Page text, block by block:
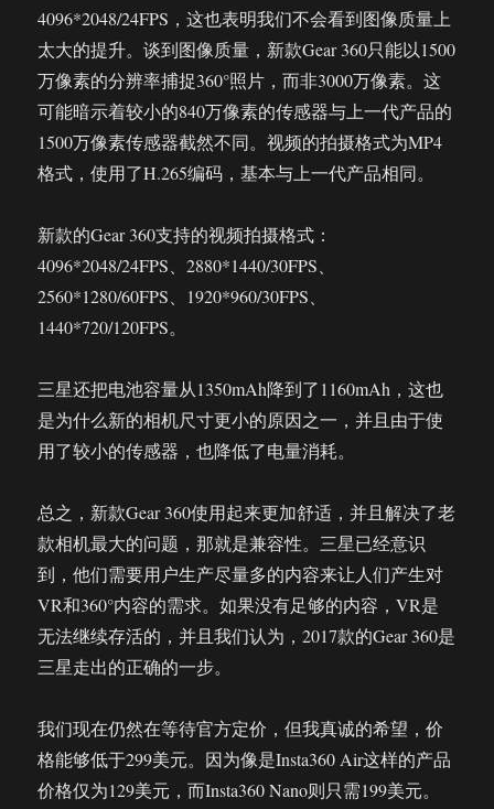
4096*2048/24FPS，这也表明我们不会看到图像质量上
太大的提升。谈到图像质量，新款Gear 360只能以1500
万像素的分辨率捕捉360°照片，而非3000万像素。这
可能暗示着较小的840万像素的传感器与上一代产品的
1500万像素传感器截然不同。视频的拍摄格式为MP4
格式，使用了H.265编码，基本与上一代产品相同。
新款的Gear 360支持的视频拍摄格式：
4096*2048/24FPS、2880*1440/30FPS、
2560*1280/60FPS、1920*960/30FPS、
1440*720/120FPS。
三星还把电池容量从1350mAh降到了1160mAh，这也
是为什么新的相机尺寸更小的原因之一，并且由于使
用了较小的传感器，也降低了电量消耗。
总之，新款Gear 360使用起来更加舒适，并且解决了老
款相机最大的问题，那就是兼容性。三星已经意识
到，他们需要用户生产尽量多的内容来让人们产生对
VR和360°内容的需求。如果没有足够的内容，VR是
无法继续存活的，并且我们认为，2017款的Gear 360是
三星走出的正确的一步。
我们现在仍然在等待官方定价，但我真诚的希望，价
格能够低于299美元。因为像是Insta360 Air这样的产品
价格仅为129美元，而Insta360 Nano则只需199美元。